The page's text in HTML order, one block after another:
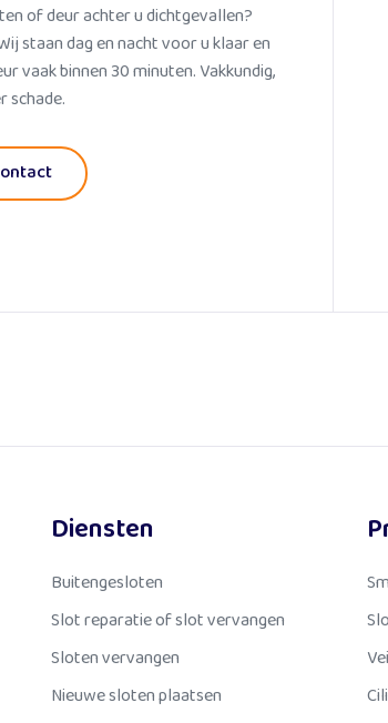
of deur achter u dichtgevallen?
staan dag en nacht voor u klaar en
vaak binnen 30 minuten. Vakkundig,
schade.
Diensten
Buitengesloten
Slot reparatie of slot vervangen
Sloten vervangen
Nieuwe sloten plaatsen